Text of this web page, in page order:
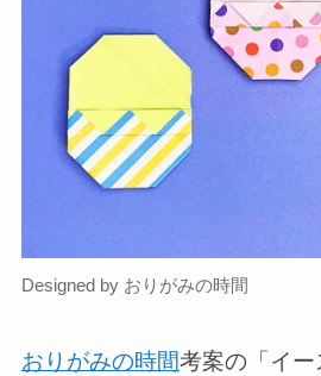
Designed by おりがみの時間
おりがみの時間考案の「イ